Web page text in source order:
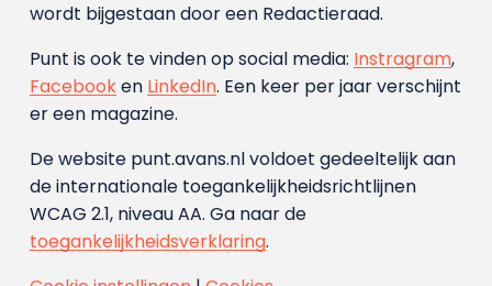
wordt bijgestaan door een Redactieraad.
Punt is ook te vinden op social media: Instragram,
Facebooken LinkedIn. Een keer per jaar verschijnt
er een magazine.
De website punt.avans.nl voldoet gedeeltelijk aan
de internationale toegankelijkheidsrichtlijnen
WCAG 2.1, niveau AA. Ga naar de
toegankelijkheidsverklaring.